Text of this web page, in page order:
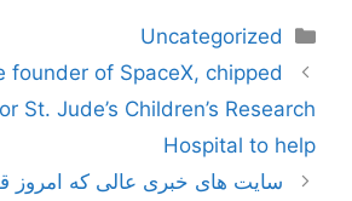
دسته‌ها
Uncategorized
ناوبری
نوشته‌ها
founder of SpaceX, chipped
St. Jude’s Children’s Research
Hospital to help
سایت های خبری عالی که امروز